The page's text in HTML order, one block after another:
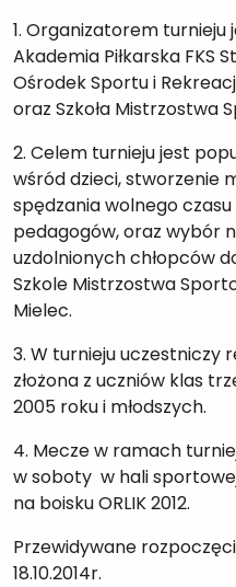
1. Organizatorem turnieju
Akademia Piłkarska FKS
Ośrodek Sportu i
oraz Szkoła Mistrzostwa
2. Celem turnieju jest
wśród dzieci, stworzenie
spędzania wolnego
pedagogów, oraz wybór
uzdolnionych chłopców
Szkole Mistrzostwa
Mielec.
3. W turnieju uczestniczy
złożona z uczniów klas
2005 roku i młodszych.
4. Mecze w ramach
w soboty w hali
na boisku ORLIK 2012.
Przewidywane
18.10.2014r.